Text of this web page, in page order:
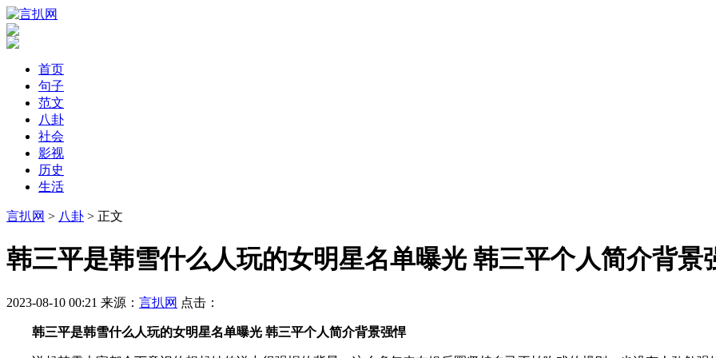
首页
句子
范文
八卦
社会
影视
历史
生活
言扒网 > 八卦 > 正文
韩三平是韩雪什么人玩的女明星名单曝光 韩三平个人简介背景
2023-08-10 00:21 来源： 言扒网 点击：
韩三平是韩雪什么人玩的女明星名单曝光 韩三平个人简介背景强悍